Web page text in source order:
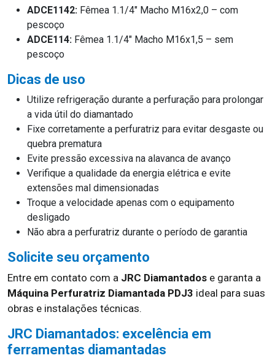
ADCE1142: Fêmea 1.1/4″ Macho M16x2,0 – com
pescoço
ADCE114: Fêmea 1.1/4″ Macho M16x1,5 – sem
pescoço
Dicas de uso
Utilize refrigeração durante a perfuração para prolongar
a vida útil do diamantado
Fixe corretamente a perfuratriz para evitar desgaste ou
quebra prematura
Evite pressão excessiva na alavanca de avanço
Verifique a qualidade da energia elétrica e evite
extensões mal dimensionadas
Troque a velocidade apenas com o equipamento
desligado
Não abra a perfuratriz durante o período de garantia
Solicite seu orçamento
Entre em contato com a JRC Diamantados e garanta a
Máquina Perfuratriz Diamantada PDJ3 ideal para suas
obras e instalações técnicas.
JRC Diamantados: excelência em
ferramentas diamantadas